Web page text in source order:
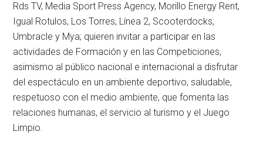
Rds TV, Media Sport Press Agency, Morillo Energy Rent,
Igual Rotulos, Los Torres, Línea 2, Scooterdocks,
Umbracle y Mya; quieren invitar a participar en las
actividades de Formación y en las Competiciones,
asimismo al público nacional e internacional a disfrutar
del espectáculo en un ambiente deportivo, saludable,
respetuoso con el medio ambiente, que fomenta las
relaciones humanas, el servicio al turismo y el Juego
Limpio.